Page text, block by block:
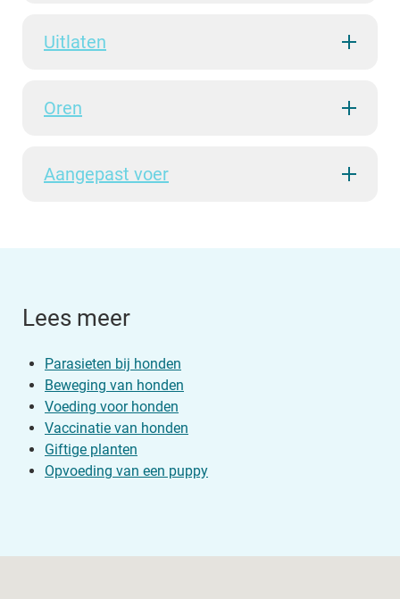
Uitlaten
Oren
Aangepast voer
Lees meer
Parasieten bij honden
Beweging van honden
Voeding voor honden
Vaccinatie van honden
Giftige planten
Opvoeding van een puppy